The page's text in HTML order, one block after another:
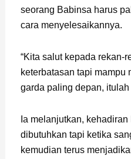
seorang Babinsa harus
cara menyelesaikannya.
“Kita salut kepada rekan-
keterbatasan tapi mampu
garda paling depan,
Ia melanjutkan,
dibutuhkan tapi ketika
kemudian terus